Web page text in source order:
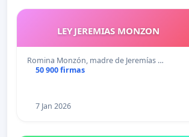
LEY JEREMIAS MONZON
Romina Monzón, madre de Jeremías …
50 900 firmas
7 Jan 2026